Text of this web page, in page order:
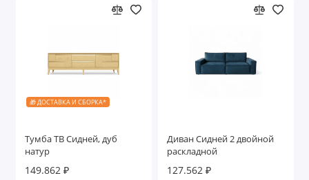
🎁 ДОСТАВКА И СБОРКА*
Тумба ТВ Сидней, дуб
натур
149.862 ₽
Диван Сидней 2 двойной
раскладной
127.562 ₽